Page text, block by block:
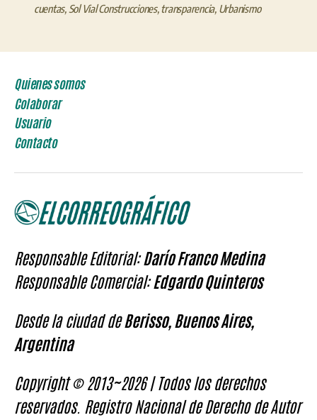
cuentas, Sol Vial Construcciones,transparencia, Urbanismo
Quienes somos
Colaborar
Usuario
Contacto
Responsable Editorial:Darío Franco Medina
Responsable Comercial:Edgardo Quinteros
Desde la ciudad deBerisso, Buenos Aires,
Argentina
Copyright © 2013~2026 | Todos los derechos
reservados. Registro Nacional de Derecho de Autor